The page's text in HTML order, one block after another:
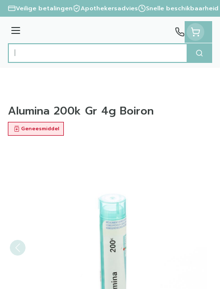
Ga naar de inhoud
Veilige betalingen Apothekersadvies Snelle beschikbaarheid
Menu
Product, merk, categorie...
Zoek
Alumina 200k Gr 4g Boiron
Geneesmiddel